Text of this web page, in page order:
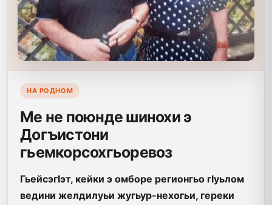
НА РОДНОМ
Ме не поюнде шинохи э
Догъистони
гьемкорсохгьоревоз
ГьейсэгIэт, кейки э омборе регионгьо гIуьлом
ведини желдилуьи жугьур-нехогьи, гереки